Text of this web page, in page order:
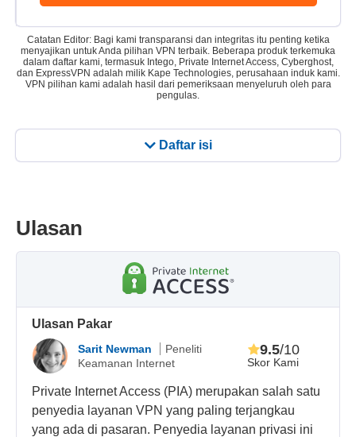
Daftar isi
Catatan Editor: Bagi kami transparansi dan integritas itu penting ketika
menyajikan untuk Anda pilihan VPN terbaik. Beberapa produk terkemuka
dalam daftar kami, termasuk Intego, Private Internet Access, Cyberghost,
dan ExpressVPN adalah milik Kape Technologies, perusahaan induk kami.
VPN pilihan kami adalah hasil dari pemeriksaan menyeluruh oleh para
pengulas.
Ulasan
Ulasan Pakar
Sarit Newman
Peneliti
Keamanan Internet
Skor Kami
9.5/10
Private Internet Access (PIA) merupakan salah satu
penyedia layanan VPN yang paling terjangkau
yang ada di pasaran. Penyedia layanan privasi ini